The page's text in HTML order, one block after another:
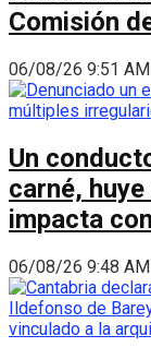
Comisión
06/08/26 9:51 AM
Un
carné,
impacta
06/08/26 9:48 AM